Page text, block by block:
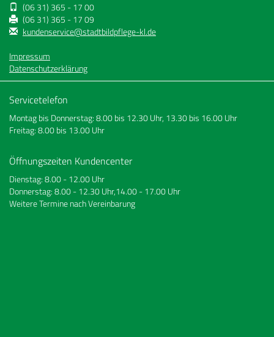
(06 31) 365 - 17 00
(06 31) 365 - 17 09
kundenservice@stadtbildpflege-kl.de
Impressum
Datenschutzerklärung
Servicetelefon
Montag bis Donnerstag: 8.00 bis 12.30 Uhr, 13.30 bis 16.00 Uhr
Freitag: 8.00 bis 13.00 Uhr
Öffnungszeiten Kundencenter
Dienstag: 8.00 - 12.00 Uhr
Donnerstag: 8.00 - 12.30 Uhr,14.00 - 17.00 Uhr
Weitere Termine nach Vereinbarung